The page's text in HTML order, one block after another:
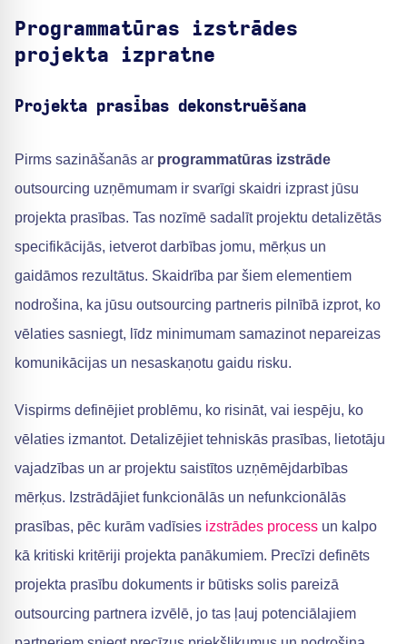
Programmatūras izstrādes
projekta izpratne
Projekta prasības dekonstruēšana
Pirms sazināšanās ar programmatūras izstrāde
outsourcing uzņēmumam ir svarīgi skaidri izprast jūsu
projekta prasības. Tas nozīmē sadalīt projektu detalizētās
specifikācijās, ietverot darbības jomu, mērķus un
gaidāmos rezultātus. Skaidrība par šiem elementiem
nodrošina, ka jūsu outsourcing partneris pilnībā izprot, ko
vēlaties sasniegt, līdz minimumam samazinot nepareizas
komunikācijas un nesaskaņotu gaidu risku.
Vispirms definējiet problēmu, ko risināt, vai iespēju, ko
vēlaties izmantot. Detalizējiet tehniskās prasības, lietotāju
vajadzības un ar projektu saistītos uzņēmējdarbības
mērķus. Izstrādājiet funkcionālās un nefunkcionālās
prasības, pēc kurām vadīsies izstrādes process un kalpo
kā kritiski kritēriji projekta panākumiem. Precīzi definēts
projekta prasību dokuments ir būtisks solis pareizā
outsourcing partnera izvēlē, jo tas ļauj potenciālajiem